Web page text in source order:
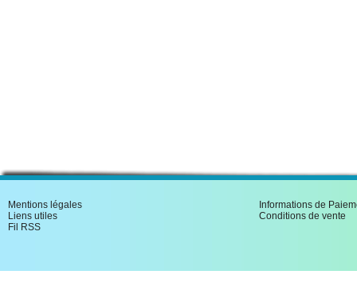
Mentions légales
Liens utiles
Fil RSS
Informations de
Conditions de vente